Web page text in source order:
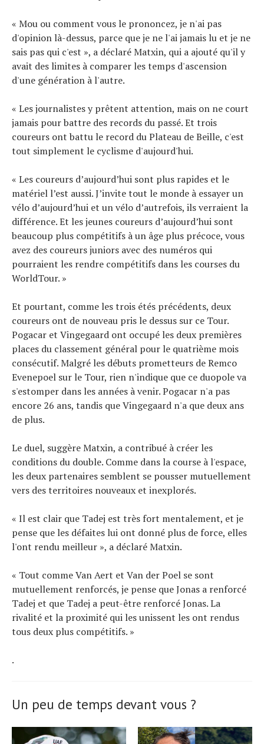
« Mou ou comment vous le prononcez, je n'ai pas
d'opinion là-dessus, parce que je ne l'ai jamais lu et je ne
sais pas qui c'est », a déclaré Matxin, qui a ajouté qu'il y
avait des limites à comparer les temps d'ascension
d'une génération à l'autre.
« Les journalistes y prêtent attention, mais on ne court
jamais pour battre des records du passé. Et trois
coureurs ont battu le record du Plateau de Beille, c'est
tout simplement le cyclisme d'aujourd'hui.
« Les coureurs d’aujourd’hui sont plus rapides et le
matériel l’est aussi. J’invite tout le monde à essayer un
vélo d’aujourd’hui et un vélo d’autrefois, ils verraient la
différence. Et les jeunes coureurs d’aujourd’hui sont
beaucoup plus compétitifs à un âge plus précoce, vous
avez des coureurs juniors avec des numéros qui
pourraient les rendre compétitifs dans les courses du
WorldTour. »
Et pourtant, comme les trois étés précédents, deux
coureurs ont de nouveau pris le dessus sur ce Tour.
Pogacar et Vingegaard ont occupé les deux premières
places du classement général pour le quatrième mois
consécutif. Malgré les débuts prometteurs de Remco
Evenepoel sur le Tour, rien n'indique que ce duopole va
s'estomper dans les années à venir. Pogacar n'a pas
encore 26 ans, tandis que Vingegaard n'a que deux ans
de plus.
Le duel, suggère Matxin, a contribué à créer les
conditions du double. Comme dans la course à l'espace,
les deux partenaires semblent se pousser mutuellement
vers des territoires nouveaux et inexplorés.
« Il est clair que Tadej est très fort mentalement, et je
pense que les défaites lui ont donné plus de force, elles
l'ont rendu meilleur », a déclaré Matxin.
« Tout comme Van Aert et Van der Poel se sont
mutuellement renforcés, je pense que Jonas a renforcé
Tadej et que Tadej a peut-être renforcé Jonas. La
rivalité et la proximité qui les unissent les ont rendus
tous deux plus compétitifs. »
.
Un peu de temps devant vous ?